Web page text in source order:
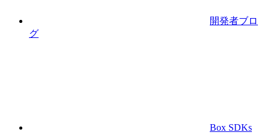
開発者ブロ
グ
Box SDKs